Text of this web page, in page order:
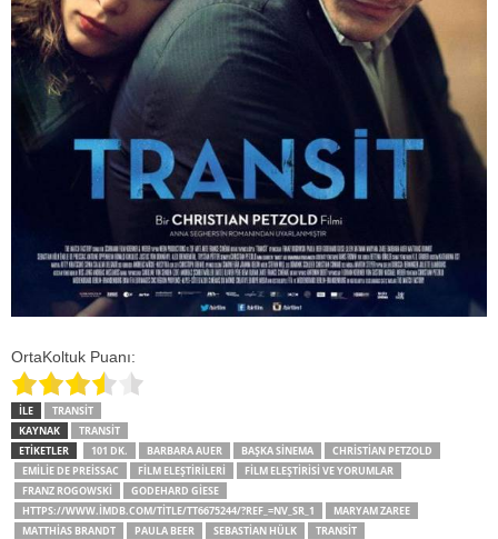
OrtaKoltuk Puanı:
İLE
TRANSIT
KAYNAK
TRANSIT
ETİKETLER
101 DK. BARBARA AUER BAŞKA SİNEMA
CHRISTIAN PETZOLD
EMILIE DE PREISSAC
FILM ELEŞTIRILERI
FILM ELEŞTIRISI VE YORUMLAR
FRANZ ROGOWSKI
GODEHARD GIESE
HTTPS://WWW.IMDB.COM/TITLE/TT6675244/?REF_=NV_SR_1
MARYAM ZAREE
MATTHIAS BRANDT
PAULA BEER SEBASTIAN HÜLK TRANSIT